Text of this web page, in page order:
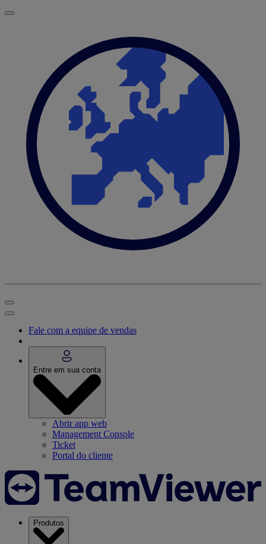
Fale com a equipe de vendas
Entre em sua conta
Abrir app web
Management Console
Ticket
Portal do cliente
Produtos